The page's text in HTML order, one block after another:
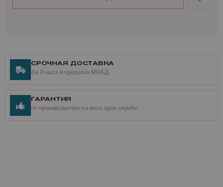
СРОЧНАЯ ДОСТАВКА
За 3 часа в пределах МКАД
ГАРАНТИЯ
от производителя на весь срок службы